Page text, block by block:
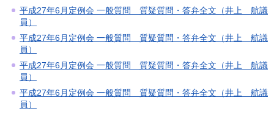
平成27年6月定例会 一般質問 質疑質問・答弁全文（井上 航議
員）
平成27年6月定例会 一般質問 質疑質問・答弁全文（井上 航議
員）
平成27年6月定例会 一般質問 質疑質問・答弁全文（井上 航議
員）
平成27年6月定例会 一般質問 質疑質問・答弁全文（井上 航議
員）